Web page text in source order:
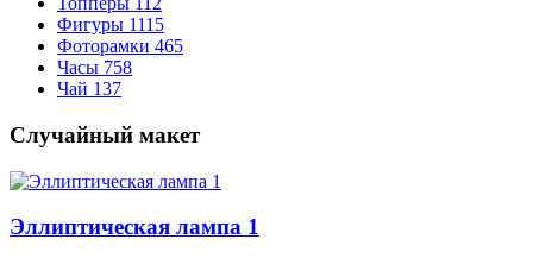
Фигуры 1115
Фоторамки 465
Часы 758
Чай 137
Случайный макет
Эллиптическая лампа 1